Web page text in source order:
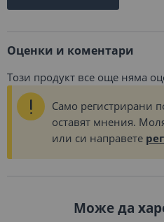
Оценки и коментари
Този продукт все още няма
Само регистрирани
оставят мнения.
или си направете
Може да